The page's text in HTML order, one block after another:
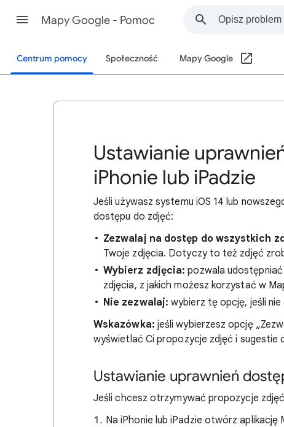
Mapy Google - Pomoc
Centrum pomocy Społeczność Mapy Google
Ustawianie
iPhonie lub iPadzie
Jeśli używasz systemu iOS 14 lub
dostępu do zdjęć:
Zezwalaj na dostęp do wszystkich
Twoje zdjęcia. Dotyczy to też zdjęć
Wybierz zdjęcia: pozwala
zdjęcia, z jakich możesz korzystać w
Nie zezwalaj: wybierz tę opcję, jeśli
Wskazówka: jeśli wybierzesz opcję
wyświetlać Ci propozycje zdjęć i sugestie
Ustawianie uprawnień
Jeśli chcesz otrzymywać propozycje
Na iPhonie lub iPadzie otwórz aplikację